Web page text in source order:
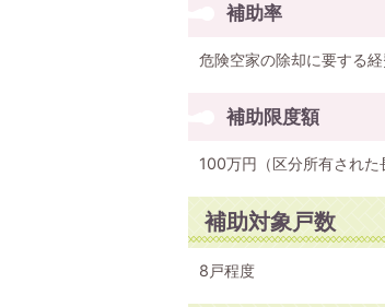
補助率
危険空家の除却に要する
補助限度額
100万円（区分所有された
補助対象戸数
8戸程度